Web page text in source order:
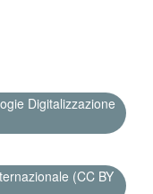
Digitalizzazione
(CC BY